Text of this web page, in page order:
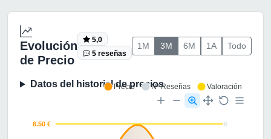
Evolución
de Precio
5,0
5 reseñas
1M 3M 6M 1A Todo
Datos del historial de precios
6
6.50 €
Precio Nº Reseñas Valoración